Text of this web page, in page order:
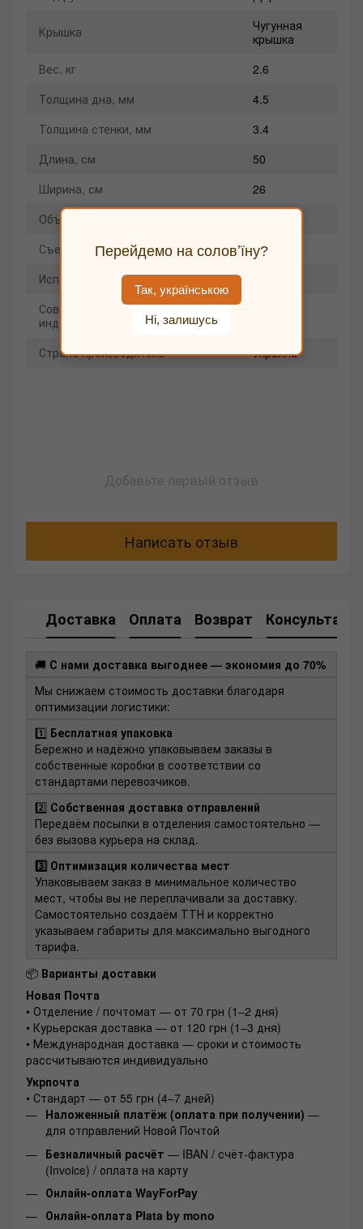
Крышка
Чугунная
крышка
Вес, кг
2.6
Толщина дна, мм
4.5
Толщина стенки, мм
3.4
Длина, см
50
Ширина, см
26
Объем, л
Съемная ручка
Да
Использование на открытом огне
Совместимость с
индукционными плитами
Страна производитель Украина
Добавьте первый отзыв
Написать отзыв
Доставка Оплата Возврат
🚚 С нами доставка выгоднее — экономия до 70%
Мы снижаем стоимость доставки благодаря
оптимизации логистики:
1️⃣ Бесплатная упаковка
Бережно и надёжно упаковываем заказы в
собственные коробки в соответствии со
стандартами перевозчиков.
2️⃣ Собственная доставка отправлений
Передаём посылки в отделения самостоятельно —
без вызова курьера на склад.
3️⃣ Оптимизация количества мест
Упаковываем заказ в минимальное количество
мест, чтобы вы не переплачивали за доставку.
Самостоятельно создаём ТТН и корректно
указываем габариты для максимально выгодного
тарифа.
📦 Варианты доставки
Новая Почта
• Отделение / почтомат — от 70 грн (1–2 дня)
• Курьерская доставка — от 120 грн (1–3 дня)
• Международная доставка — сроки и стоимость
рассчитываются индивидуально
Укрпочта
• Стандарт — от 55 грн (4–7 дней)
Наложенный платёж (оплата при получении) —
для отправлений Новой Почтой
Безналичный расчёт — IBAN / счёт-фактура
(Invoice) / оплата на карту
Онлайн-оплата WayForPay
Онлайн-оплата Plata by mono
Перейдемо на соловʼїну?
Так, українською
Ні, залишусь